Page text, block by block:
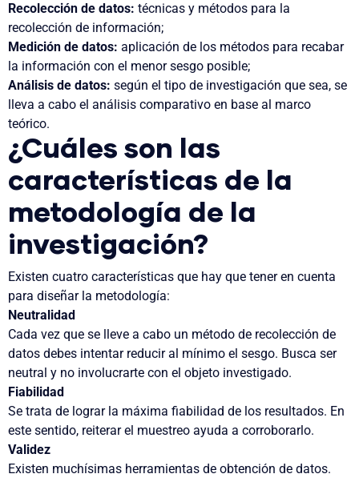
Recolección de datos: técnicas y métodos para la
recolección de información;
Medición de datos: aplicación de los métodos para recabar
la información con el menor sesgo posible;
Análisis de datos: según el tipo de investigación que sea, se
lleva a cabo el análisis comparativo en base al marco
teórico.
¿Cuáles son las
características de la
metodología de la
investigación?
Existen cuatro características que hay que tener en cuenta
para diseñar la metodología:
Neutralidad
Cada vez que se lleve a cabo un método de recolección de
datos debes intentar reducir al mínimo el sesgo. Busca ser
neutral y no involucrarte con el objeto investigado.
Fiabilidad
Se trata de lograr la máxima fiabilidad de los resultados. En
este sentido, reiterar el muestreo ayuda a corroborarlo.
Validez
Existen muchísimas herramientas de obtención de datos.